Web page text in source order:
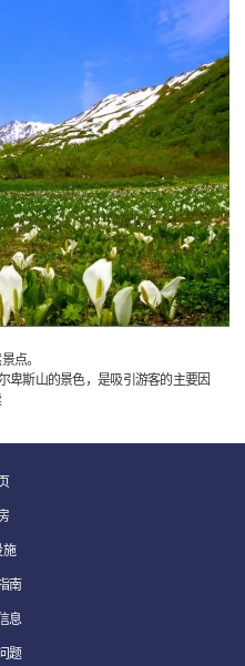
点。
卑斯山的景色，是吸引游客的主要因
施
南
息
题